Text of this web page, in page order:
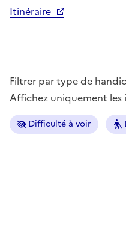
Itinéraire
Filtrer par type de
Affichez uniquement
Difficulté à voir